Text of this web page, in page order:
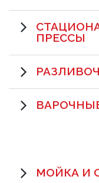
ПРЕССЫ
МОЙКА И